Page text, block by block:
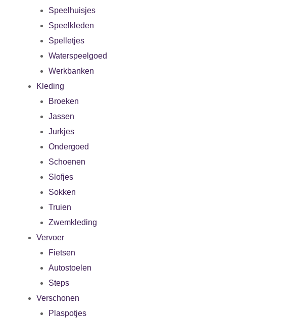
Speelhuisjes
Speelkleden
Spelletjes
Waterspeelgoed
Werkbanken
Kleding
Broeken
Jassen
Jurkjes
Ondergoed
Schoenen
Slofjes
Sokken
Truien
Zwemkleding
Vervoer
Fietsen
Autostoelen
Steps
Verschonen
Plaspotjes